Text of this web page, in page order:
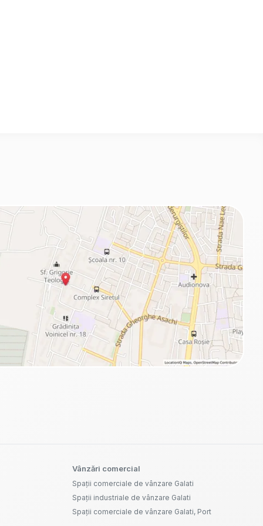
Vânzări comercial
Spații comerciale de vânzare Galati
Spații industriale de vânzare Galati
Spații comerciale de vânzare Galati, Port